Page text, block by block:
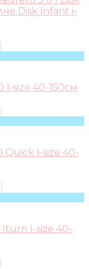
Disk Infant i-
I-size 40-150см
Quick I-size 40-
Iturn I-size 40-